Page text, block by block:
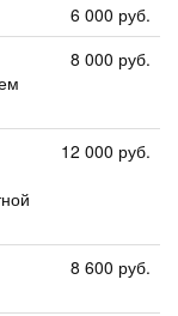
6 000 руб.
8 000 руб.
12 000 руб.
8 600 руб.